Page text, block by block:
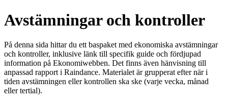
Avstämningar och kontroller
På denna sida hittar du ett baspaket med ekonomiska avstämningar
och kontroller, inklusive länk till specifik guide och fördjupad
information på Ekonomiwebben. Det finns även hänvisning till
anpassad rapport i Raindance. Materialet är grupperat efter när i
tiden avstämningen eller kontrollen ska ske (varje vecka, månad
eller tertial).